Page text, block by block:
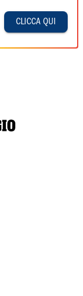
CLICCA QUI